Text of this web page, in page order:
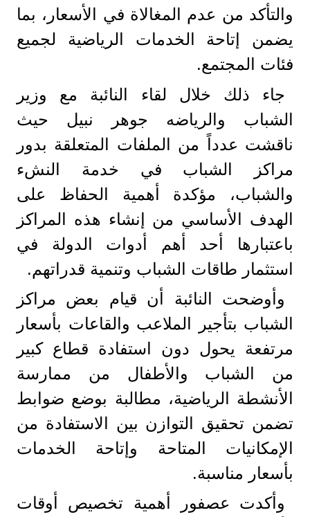
والتأكد من عدم المغالاة في الأسعار، بما
يضمن إتاحة الخدمات الرياضية لجميع
فئات المجتمع.
جاء ذلك خلال لقاء النائبة مع وزير
الشباب والرياضه جوهر نبيل حيث
ناقشت عدداً من الملفات المتعلقة بدور
مراكز الشباب في خدمة النشء
والشباب، مؤكدة أهمية الحفاظ على
الهدف الأساسي من إنشاء هذه المراكز
باعتبارها أحد أهم أدوات الدولة في
استثمار طاقات الشباب وتنمية قدراتهم.
وأوضحت النائبة أن قيام بعض مراكز
الشباب بتأجير الملاعب والقاعات بأسعار
مرتفعة يحول دون استفادة قطاع كبير
من الشباب والأطفال من ممارسة
الأنشطة الرياضية، مطالبة بوضع ضوابط
تضمن تحقيق التوازن بين الاستفادة من
الإمكانيات المتاحة وإتاحة الخدمات
بأسعار مناسبة.
وأكدت عصفور أهمية تخصيص أوقات